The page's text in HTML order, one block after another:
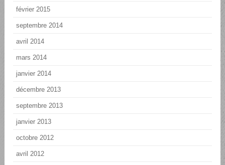
février 2015
septembre 2014
avril 2014
mars 2014
janvier 2014
décembre 2013
septembre 2013
janvier 2013
octobre 2012
avril 2012